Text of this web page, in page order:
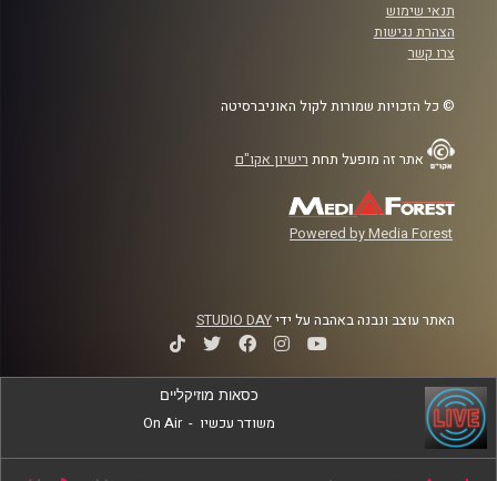
תנאי שימוש
הצהרת נגישות
צרו קשר
© כל הזכויות שמורות לקול האוניברסיטה
אתר זה מופעל תחת רישיון אקו"ם
Powered by Media Forest
האתר עוצב ונבנה באהבה על ידיSTUDIO DAY
כסאות מוזיקליים
משודר עכשיו -
On Air